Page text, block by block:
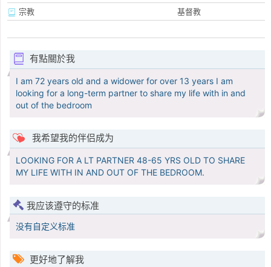
宗教
基督教
有點關於我
I am 72 years old and a widower for over 13 years I am
looking for a long-term partner to share my life with in and
out of the bedroom
我希望我的伴侣成为
LOOKING FOR A LT PARTNER 48-65 YRS OLD TO SHARE
MY LIFE WITH IN AND OUT OF THE BEDROOM.
我应该遵守的标准
没有自定义标准
更好地了解我